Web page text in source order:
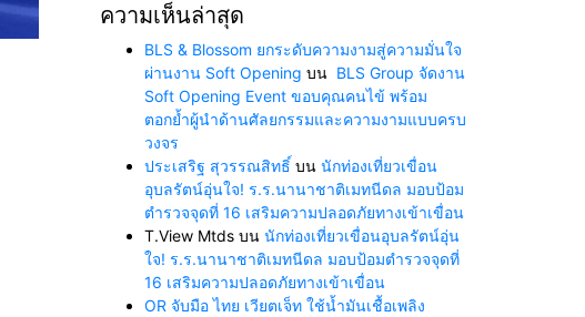
ความเห็นล่าสุด
BLS & Blossom ยกระดับความงามสู่ความมั่นใจ
ผ่านงาน Soft Opening บน BLS Group จัดงาน
Soft Opening Event ขอบคุณคนไข้ พร้อม
ตอกย้ำผู้นำด้านศัลยกรรมและความงามแบบครบ
วงจร
ประเสริฐ สุวรรณสิทธิ์ บน นักท่องเที่ยวเขื่อน
อุบลรัตน์อุ่นใจ! ร.ร.นานาชาติเมทนีดล มอบป้อม
ตำรวจจุดที่ 16 เสริมความปลอดภัยทางเข้าเขื่อน
T.View Mtds บน นักท่องเที่ยวเขื่อนอุบลรัตน์อุ่น
ใจ! ร.ร.นานาชาติเมทนีดล มอบป้อมตำรวจจุดที่
16 เสริมความปลอดภัยทางเข้าเขื่อน
OR จับมือ ไทย เวียตเจ็ท ใช้น้ำมันเชื้อเพลิง